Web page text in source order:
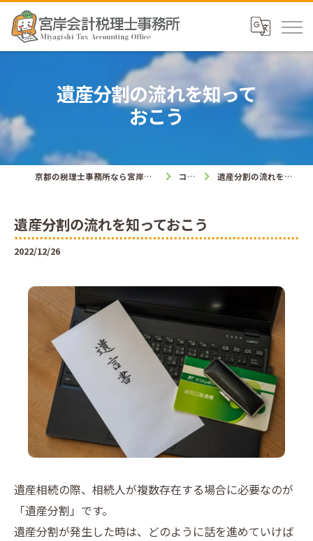
遺産分割の流れを知って
おこう
京都の税理士事務所なら宮岸会計税理士事務所 コラム 遺産分割の流れを知っておこう
遺産分割の流れを知っておこう
2022/12/26
遺産相続の際、相続人が複数存在する場合に必要なのが
「遺産分割」です。
遺産分割が発生した時は、どのように話を進めていけば